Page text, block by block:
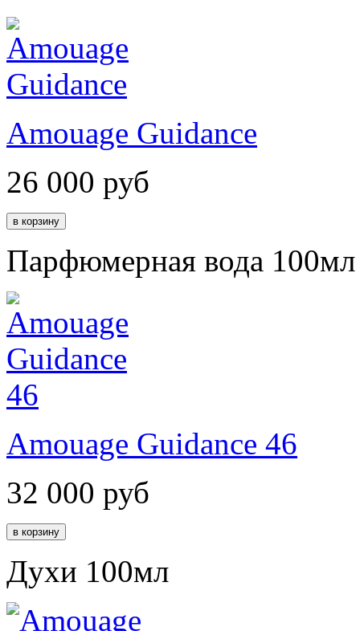
Amouage Guidance
26 000 руб
Парфюмерная вода 100мл
Amouage Guidance 46
32 000 руб
Духи 100мл